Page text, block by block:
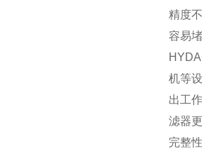
精度
容易
机等
出工
滤器
完整